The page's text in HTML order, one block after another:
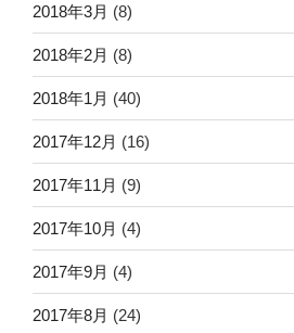
2018年3月 (8)
2018年2月 (8)
2018年1月 (40)
2017年12月 (16)
2017年11月 (9)
2017年10月 (4)
2017年9月 (4)
2017年8月 (24)